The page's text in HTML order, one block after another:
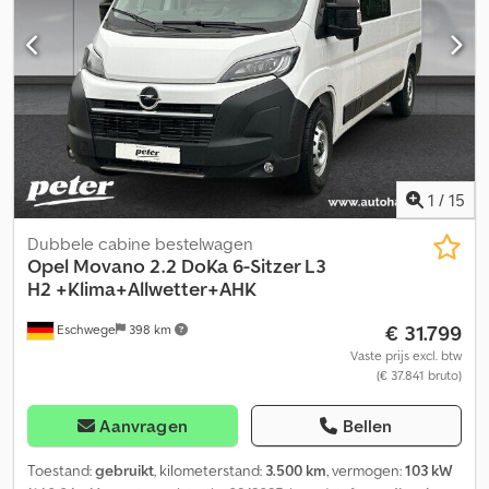
tractieregeling, Exterieur * Elektrisch verstelbare buitenspiegels
* All-season banden Interieur * Airconditioning * Armsteun
Veiligheid * Tractiecontrole Comfort en milieu *
Achteruitrijcamera * Hill hold assistent * Start-stop-automaat *
Dodehoekassistent * Bochtverlichting * Lichtautomaat *
Regensensor Overig * Trekhaak (niet afneembaar) *
Dubbelbladige achtervering * Pechset * Bekleding: Crepe Black
zwart met gewatteerde hoofdsteunen * Thunder Grijs *
Versterkte vering * VISIBILITY PAKKET Cedpfxjzf Dvqj Ag Tjha 1 / 15
Eschwege 398 km
Dubbele cabine bestelwagen
Opel Movano 2.2 DoKa 6-Sitzer L3
H2 +Klima+Allwetter+AHK
€ 31.799
Vaste prijs excl. btw
(€ 37.841 bruto)
Aanvragen Bellen
Toestand:gebruikt, kilometerstand: 3.500 km, vermogen:103 kW